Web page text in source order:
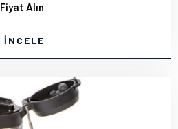
Fiyat Alın
İNCELE